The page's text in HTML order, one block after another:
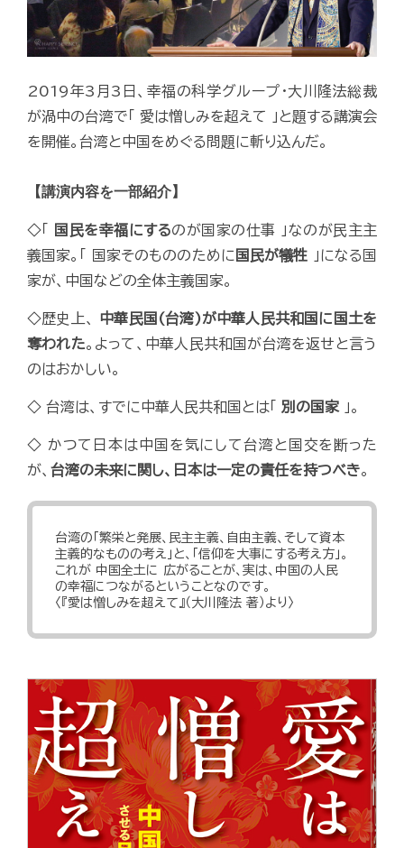
2019年3月3日、幸福の科学グループ・大川隆法総裁
が渦中の台湾で「 愛は憎しみを超えて 」と題する講演会
を開催。台湾と中国をめぐる問題に斬り込んだ。
【講演内容を一部紹介】
◇「 国民を幸福にするのが国家の仕事 」なのが民主主
義国家。「 国家そのもののために 国民が犠牲 」になる国
家が、中国などの全体主義国家。
◇歴史上、 中華民国(台湾)が中華人民共和国に国土を
奪われた。よって、中華人民共和国が台湾を返せと言う
のはおかしい。
◇ 台湾は、すでに中華人民共和国とは「 別の国家」。
◇ かつて日本は中国を気にして台湾と国交を断った
が、 台湾の未来に関し、日本は一定の責任を持つべき。
台湾の「繁栄と発展、民主主義、自由主義、そして資本
主義的なものの考え」と、「信仰を大事にする考え方」。
これが 中国全土に 広がることが、実は、中国の人民
の幸福につながるということなのです。
〈『愛は憎しみを超えて』（大川隆法 著）より〉